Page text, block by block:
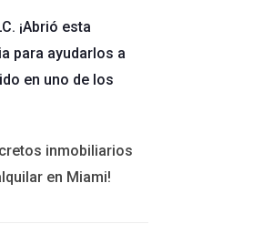
de viviendas
incremento en la
ha aumentado en
¡Abrió esta
para ayudarlos a
en uno de los
inmobiliarios
en Miami!